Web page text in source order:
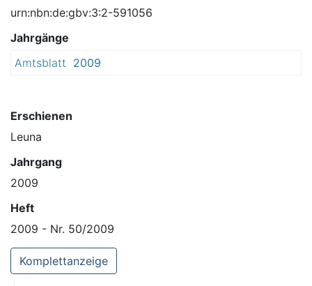
urn:nbn:de:gbv:3:2-591056
Jahrgänge
Amtsblatt 2009
Erschienen
Leuna
Jahrgang
2009
Heft
2009 - Nr. 50/2009
Komplettanzeige